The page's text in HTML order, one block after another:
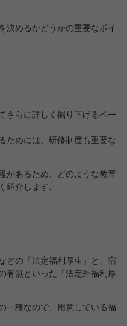
決めるかどうかの重要なポイ
さらに詳しく掘り下げるペー
ためには、研修制度も重要な
があるため、どのような教育
紹介します。
どの「法定福利厚生」と、宿
有無といった「法定外福利厚
一種なので、用意している福